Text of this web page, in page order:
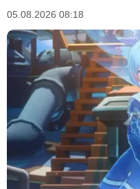
05.08.2026 08:18